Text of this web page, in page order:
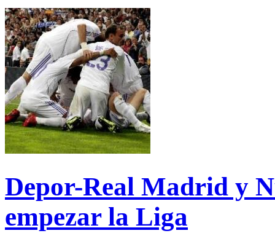
Depor-Real Madrid y
empezar la Liga